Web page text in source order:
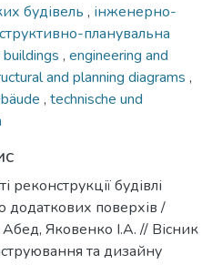
будівель , інженерно-
планувальна
, engineering and
and planning diagrams ,
, technische und
реконструкції будівлі
додаткових поверхів /
Яковенко І.А. // Вісник
та дизайну